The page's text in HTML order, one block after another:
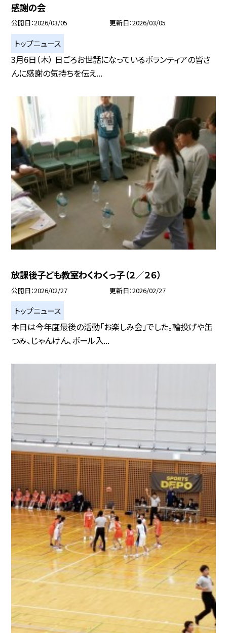
感謝の会
公開日 2026/03/05 更新日 2026/03/05
トップニュース
3月6日（木） 日ごろお世話になっているボランティアの皆さ
んに感謝の気持ちを伝え...
放課後子ども教室わくわくっ子（２／２６）
公開日 2026/02/27 更新日 2026/02/27
トップニュース
本日は今年度最後の活動「お楽しみ会」でした。輪投げや缶
つみ、じゃんけん、ボール入...